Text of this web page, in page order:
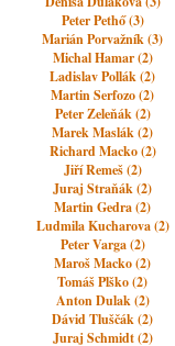
Peter Pethő (3)
Marián Porvažník (3)
Michal Hamar (2)
Ladislav Pollák (2)
Martin Serfozo (2)
Peter Zeleňák (2)
Marek Maslák (2)
Richard Macko (2)
Jiří Remeš (2)
Juraj Straňák (2)
Martin Gedra (2)
Ludmila Kucharova (2)
Peter Varga (2)
Maroš Macko (2)
Tomáš Plško (2)
Anton Dulak (2)
Dávid Tluščák (2)
Juraj Schmidt (2)